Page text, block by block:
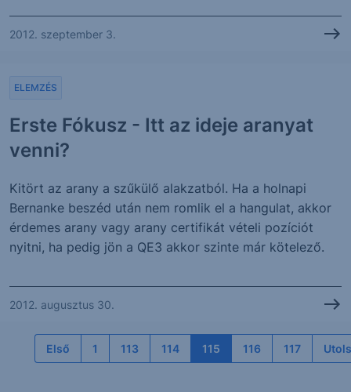
2012. szeptember 3.
Erste Fókusz - Itt az ideje aranyat
venni?
ELEMZÉS
Kitört az arany a szűkülő alakzatból. Ha a holnapi
Bernanke beszéd után nem romlik el a hangulat, akkor
érdemes arany vagy arany certifikát vételi pozíciót
nyitni, ha pedig jön a QE3 akkor szinte már kötelező.
2012. augusztus 30.
Első 1 113 114 115 116 117